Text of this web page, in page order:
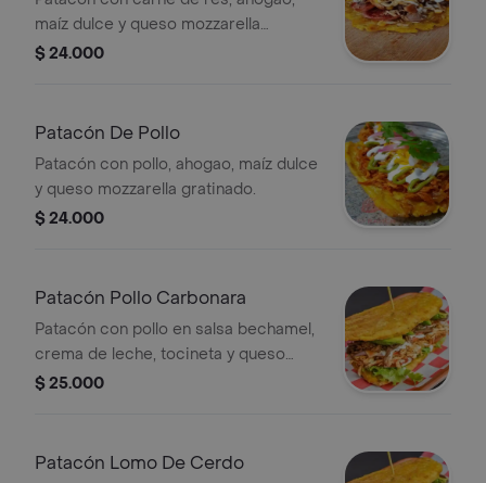
maíz dulce y queso mozzarella
gratinado.
$ 24.000
Patacón De Pollo
Patacón con pollo, ahogao, maíz dulce
y queso mozzarella gratinado.
$ 24.000
Patacón Pollo Carbonara
Patacón con pollo en salsa bechamel,
crema de leche, tocineta y queso
mozzarella gratinado.
$ 25.000
Patacón Lomo De Cerdo